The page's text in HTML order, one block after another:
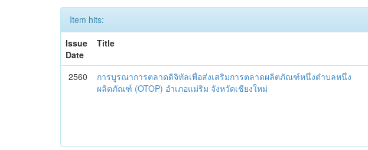
Item hits:
Issue
Date
Title
2560
การบูรณาการตลาดดิจิทัลเพื่อส่งเสริมการตลาดผลิตภัณฑ์หนึ่งตำบลหนึ่ง
ผลิตภัณฑ์ (OTOP) อำเภอแม่ริม จังหวัดเชียงใหม่